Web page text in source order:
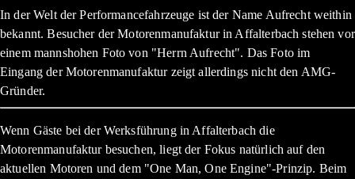
In der Welt der Performancefahrzeuge ist der Name Aufrecht weithin
bekannt. Besucher der Motorenmanufaktur in Affalterbach stehen vor
einem mannshohen Foto von "Herrn Aufrecht". Das Foto im
Eingang der Motorenmanufaktur zeigt allerdings nicht den AMG-
Gründer.
Wenn Gäste bei der Werksführung in Affalterbach die
Motorenmanufaktur besuchen, liegt der Fokus natürlich auf den
aktuellen Motoren und dem "One Man, One Engine"-Prinzip. Beim